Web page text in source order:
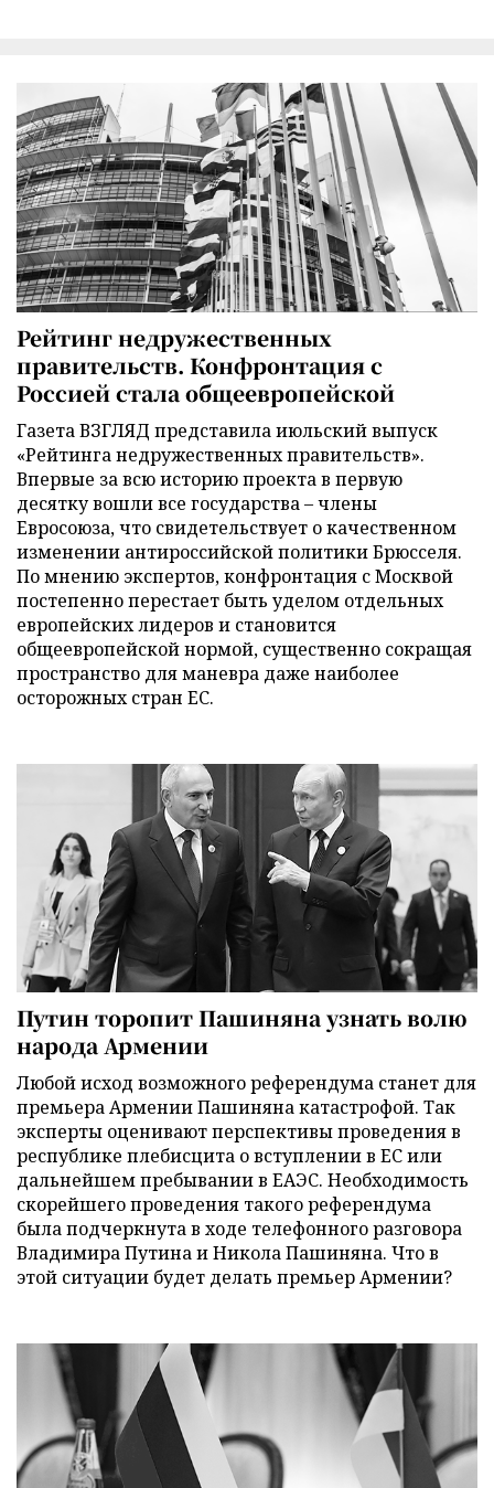
Рейтинг недружественных
правительств. Конфронтация с
Россией стала общеевропейской
Газета ВЗГЛЯД представила июльский выпуск
«Рейтинга недружественных правительств».
Впервые за всю историю проекта в первую
десятку вошли все государства – члены
Евросоюза, что свидетельствует о качественном
изменении антироссийской политики Брюсселя.
По мнению экспертов, конфронтация с Москвой
постепенно перестает быть уделом отдельных
европейских лидеров и становится
общеевропейской нормой, существенно сокращая
пространство для маневра даже наиболее
осторожных стран ЕС.
Путин торопит Пашиняна узнать волю
народа Армении
Любой исход возможного референдума станет для
премьера Армении Пашиняна катастрофой. Так
эксперты оценивают перспективы проведения в
республике плебисцита о вступлении в ЕС или
дальнейшем пребывании в ЕАЭС. Необходимость
скорейшего проведения такого референдума
была подчеркнута в ходе телефонного разговора
Владимира Путина и Никола Пашиняна. Что в
этой ситуации будет делать премьер Армении?